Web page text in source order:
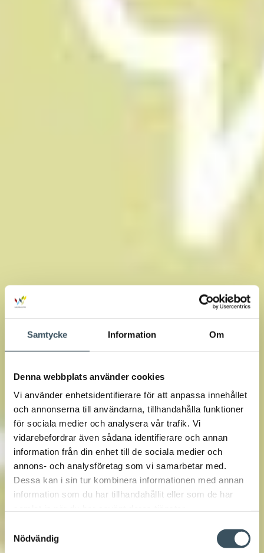
Samtycke Information Om
Denna webbplats använder cookies
Vi använder enhetsidentifierare för att anpassa innehållet
och annonserna till användarna, tillhandahålla funktioner
för sociala medier och analysera vår trafik. Vi
vidarebefordrar även sådana identifierare och annan
information från din enhet till de sociala medier och
annons- och analysföretag som vi samarbetar med.
Dessa kan i sin tur kombinera informationen med annan
information som du har tillhandahållit eller som de har
Nödvändig